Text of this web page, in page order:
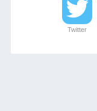
Twitter